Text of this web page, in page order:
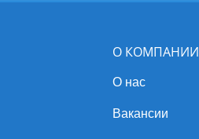
О КОМПАНИИ
О нас
Вакансии